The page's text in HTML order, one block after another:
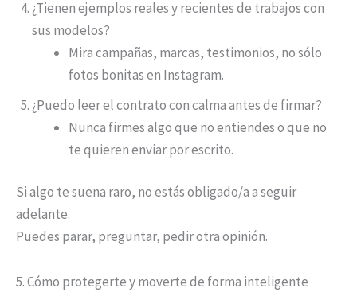
¿Tienen ejemplos reales y recientes de trabajos con
sus modelos?
Mira campañas, marcas, testimonios, no sólo
fotos bonitas en Instagram.
¿Puedo leer el contrato con calma antes de firmar?
Nunca firmes algo que no entiendes o que no
te quieren enviar por escrito.
Si algo te suena raro, no estás obligado/a a seguir
adelante.
Puedes parar, preguntar, pedir otra opinión.
5. Cómo protegerte y moverte de forma inteligente